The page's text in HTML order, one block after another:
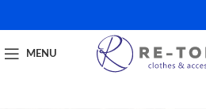
MENU